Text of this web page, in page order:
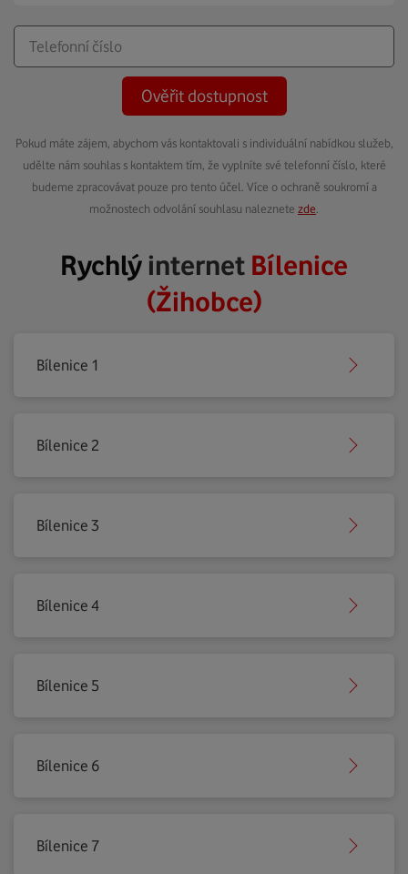
Ověřit dostupnost
Pokud máte zájem, abychom vás kontaktovali s individuální nabídkou služeb,
udělte nám souhlas s kontaktem tím, že vyplníte své telefonní číslo, které
budeme zpracovávat pouze pro tento účel. Více o ochraně soukromí a
možnostech odvolání souhlasu naleznete zde
Rychlýinternet Bílenice
(Žihobce)
Bílenice 1
Bílenice 2
Bílenice 3
Bílenice 4
Bílenice 5
Bílenice 6
Bílenice 7